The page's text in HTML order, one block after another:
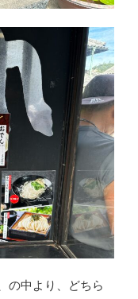
の中より、どちら